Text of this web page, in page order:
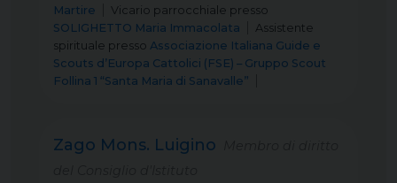
Martire
Vicario parrocchiale presso
SOLIGHETTO Maria Immacolata
Assistente
spirituale presso Associazione Italiana Guide e
Scouts d’Europa Cattolici (FSE) – Gruppo Scout
Follina 1 “Santa Maria di Sanavalle”
Zago Mons. Luigino